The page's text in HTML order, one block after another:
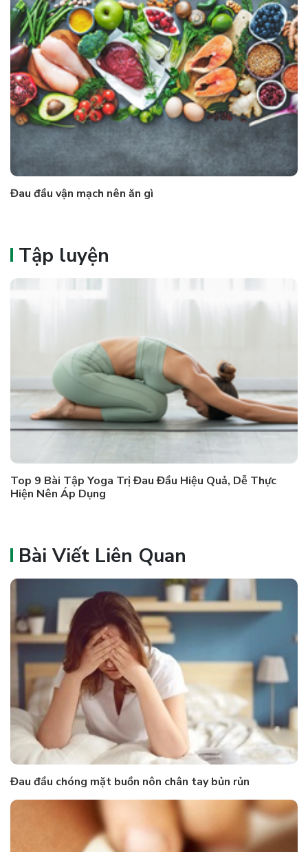
Đau đầu vận mạch nên ăn gì
Tập luyện
Top 9 Bài Tập Yoga Trị Đau Đầu Hiệu Quả, Dễ Thực
Hiện Nên Áp Dụng
Bài Viết Liên Quan
Đau đầu chóng mặt buồn nôn chân tay bủn rủn